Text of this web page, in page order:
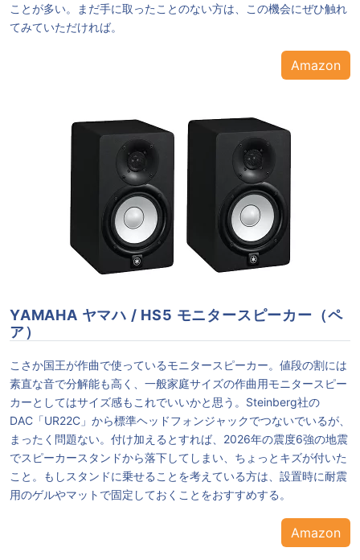
ことが多い。まだ手に取ったことのない方は、この機会にぜひ触れ
てみていただければ。
Amazon
YAMAHA ヤマハ / HS5 モニタースピーカー（ペ
ア）
こさか国王が作曲で使っているモニタースピーカー。値段の割には
素直な音で分解能も高く、一般家庭サイズの作曲用モニタースピー
カーとしてはサイズ感もこれでいいかと思う。Steinberg社の
DAC「UR22C」から標準ヘッドフォンジャックでつないでいるが、
まったく問題ない。付け加えるとすれば、2026年の震度6強の地震
でスピーカースタンドから落下してしまい、ちょっとキズが付いた
こと。もしスタンドに乗せることを考えている方は、設置時に耐震
用のゲルやマットで固定しておくことをおすすめする。
Amazon